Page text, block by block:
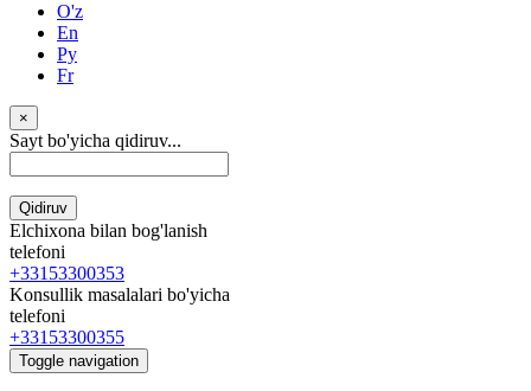
O'z
En
Ру
Fr
×
Sayt bo'yicha qidiruv...
Qidiruv
Elchixona bilan bog'lanish
telefoni
+33153300353
Konsullik masalalari bo'yicha
telefoni
+33153300355
Toggle navigation